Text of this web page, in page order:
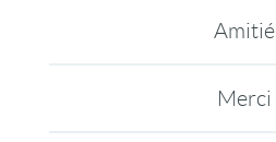
Amitié
Merci